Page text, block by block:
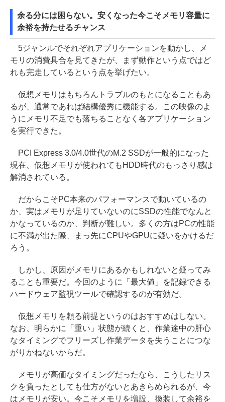
余る分には困らない。安くなった今こそメモリ容量に
余裕を持たせるチャンス
5ジャンルでそれぞれアプリケーションを動かし、メ
モリの消費具合を見てきたが、まず動作という点ではど
れも完走しているという点を挙げたい。
仮想メモリはもちろんトラブルのもとになることもあ
るが、通常であれば結構優秀に機能する。この映像のよ
うにメモリ不足でも落ちることなく各アプリケーション
を実行できた。
PCI Express 3.0/4.0世代のM.2 SSDが一般的になった
現在、仮想メモリが使われてもHDD時代のもっさり感は
解消されている。
だからこそPC本来のパフォーマンスで動いているの
か、実はメモリが足りていないのにSSDの性能でなんと
かなっているのか、判断が難しい。多くの方はPCの性能
に不満が出た際、まっ先にCPUやGPUに疑いをかけるだ
ろう。
しかし、原因がメモリにあるかもしれないと疑ってみ
ることも重要だ。今回のように「最大値」を記録できる
ハードウェア監視ツールで確認するのが有効だ。
仮想メモリを頼る前提というのはおすすめはしない。
なお、明らかに「重い」状態が続くと、作業途中の肝心
なタイミングでフリーズし作業データを失うことにつな
がりかねないからだ。
メモリが高価なタイミングだったなら、こうしたリス
クを負ったとしても仕方がないとあきらめられるが、今
はメモリが安い。今こそメモリを増設、換装して余裕を